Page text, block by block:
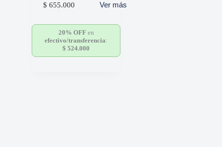
$ 655.000 Ver más
20% OFFen
efectivo/transferencia:
$ 524.000